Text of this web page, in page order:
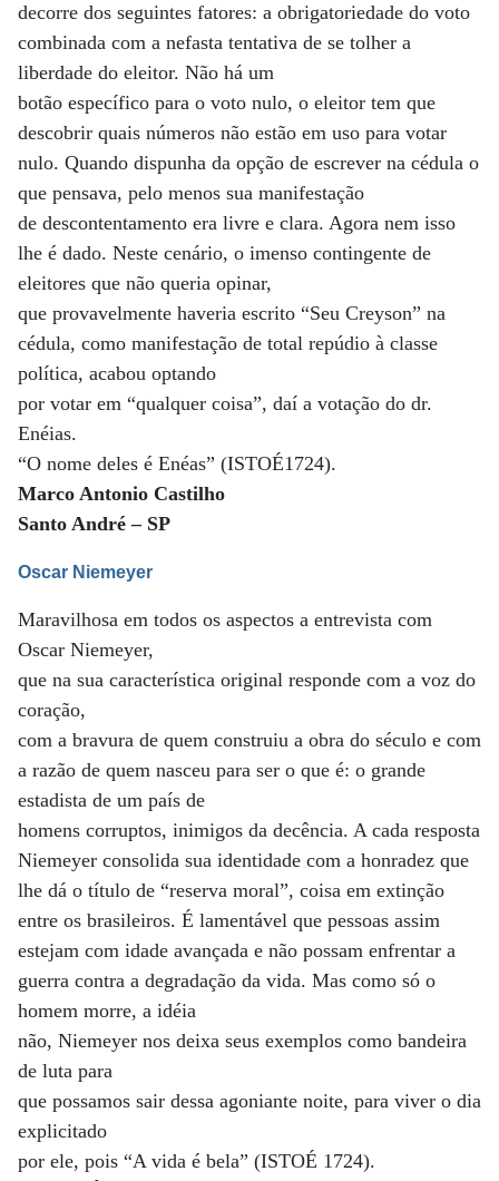
decorre dos seguintes fatores: a obrigatoriedade do voto
combinada com a nefasta tentativa de se tolher a
liberdade do eleitor. Não há um
botão específico para o voto nulo, o eleitor tem que
descobrir quais números não estão em uso para votar
nulo. Quando dispunha da opção de escrever na cédula o
que pensava, pelo menos sua manifestação
de descontentamento era livre e clara. Agora nem isso
lhe é dado. Neste cenário, o imenso contingente de
eleitores que não queria opinar,
que provavelmente haveria escrito “Seu Creyson” na
cédula, como manifestação de total repúdio à classe
política, acabou optando
por votar em “qualquer coisa”, daí a votação do dr.
Enéias.
“O nome deles é Enéas” (ISTOÉ1724).
Marco Antonio Castilho
Santo André – SP
Oscar Niemeyer
Maravilhosa em todos os aspectos a entrevista com
Oscar Niemeyer,
que na sua característica original responde com a voz do
coração,
com a bravura de quem construiu a obra do século e com
a razão de quem nasceu para ser o que é: o grande
estadista de um país de
homens corruptos, inimigos da decência. A cada resposta
Niemeyer consolida sua identidade com a honradez que
lhe dá o título de “reserva moral”, coisa em extinção
entre os brasileiros. É lamentável que pessoas assim
estejam com idade avançada e não possam enfrentar a
guerra contra a degradação da vida. Mas como só o
homem morre, a idéia
não, Niemeyer nos deixa seus exemplos como bandeira
de luta para
que possamos sair dessa agoniante noite, para viver o dia
explicitado
por ele, pois “A vida é bela” (ISTOÉ 1724).